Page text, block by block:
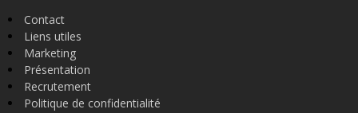
Contact
Liens utiles
Marketing
Présentation
Recrutement
Politique de confidentialité